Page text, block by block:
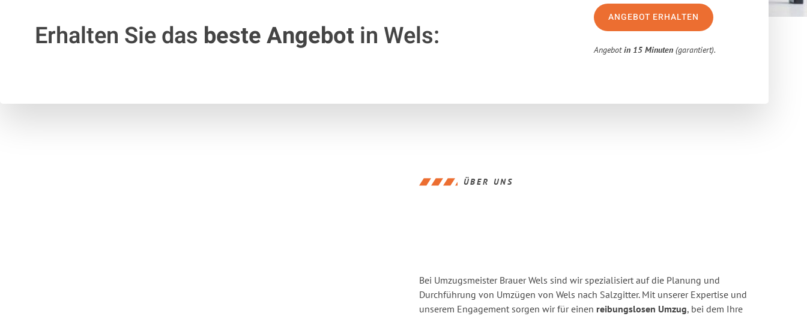
Erhalten Sie das beste Angebotin Wels:
ANGEBOT ERHALTEN
Angebotin 15 Minuten (garantiert).
ÜBER UNS
Bei Umzugsmeister Brauer Wels sind wir spezialisiert auf die Planung und
Durchführung von Umzügen von Wels nach Salzgitter. Mit unserer Expertise und
unserem Engagement sorgen wir für einen reibungslosen Umzug, bei dem Ihre